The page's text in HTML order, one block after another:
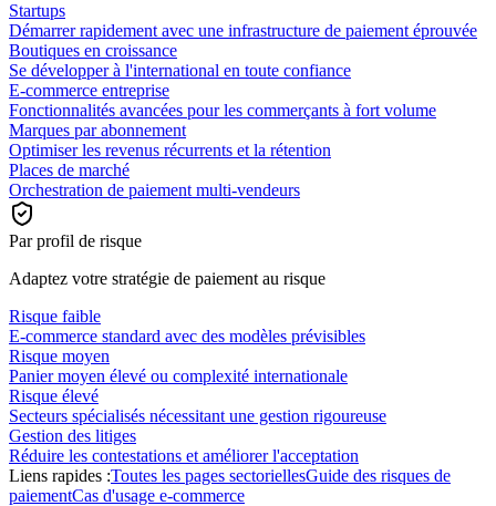
Startups
Démarrer rapidement avec une infrastructure de paiement éprouvée
Boutiques en croissance
Se développer à l'international en toute confiance
E-commerce entreprise
Fonctionnalités avancées pour les commerçants à fort volume
Marques par abonnement
Optimiser les revenus récurrents et la rétention
Places de marché
Orchestration de paiement multi-vendeurs
Par profil de risque
Adaptez votre stratégie de paiement au risque
Risque faible
E-commerce standard avec des modèles prévisibles
Risque moyen
Panier moyen élevé ou complexité internationale
Risque élevé
Secteurs spécialisés nécessitant une gestion rigoureuse
Gestion des litiges
Réduire les contestations et améliorer l'acceptation
Liens rapides :Toutes les pages sectoriellesGuide des risques de
paiementCas d'usage e-commerce